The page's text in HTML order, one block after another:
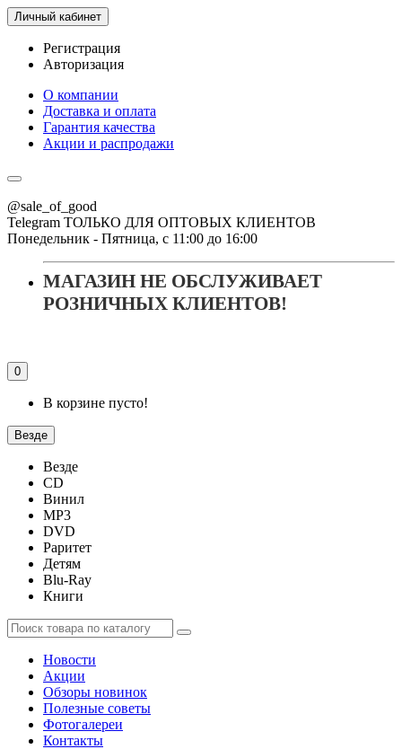
Личный кабинет
Регистрация
Авторизация
О компании
Доставка и оплата
Гарантия качества
Акции и распродажи
@sale_of_good
Telegram ТОЛЬКО ДЛЯ ОПТОВЫХ КЛИЕНТОВ
Понедельник - Пятница, с 11:00 до 16:00
МАГАЗИН НЕ ОБСЛУЖИВАЕТ
РОЗНИЧНЫХ КЛИЕНТОВ!
0
В корзине пусто!
Везде
Везде
CD
Винил
MP3
DVD
Раритет
Детям
Blu-Ray
Книги
Новости
Акции
Обзоры новинок
Полезные советы
Фотогалереи
Контакты